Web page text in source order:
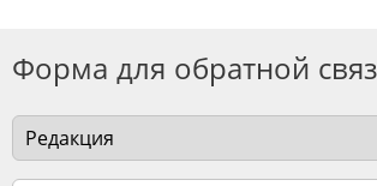
Форма для обратной